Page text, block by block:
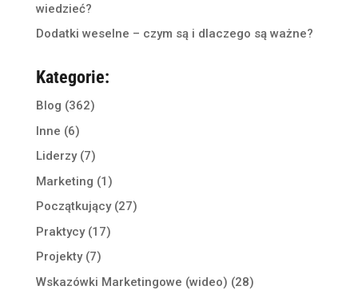
wiedzieć?
Dodatki weselne – czym są i dlaczego są ważne?
Kategorie:
Blog (362)
Inne (6)
Liderzy(7)
Marketing (1)
Początkujący(27)
Praktycy(17)
Projekty(7)
Wskazówki Marketingowe (wideo) (28)